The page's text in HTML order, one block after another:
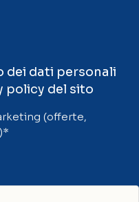
dati personali
policy del sito
(offerte,
*